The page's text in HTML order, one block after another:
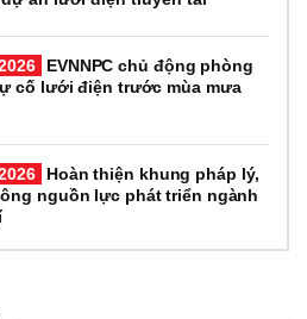
EVNNPC chủ động phòng
cố lưới điện trước mùa mưa
Hoàn thiện khung pháp lý,
nguồn lực phát triển ngành